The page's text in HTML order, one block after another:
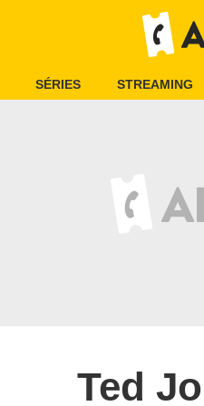
SÉRIES STREAMING
Ted